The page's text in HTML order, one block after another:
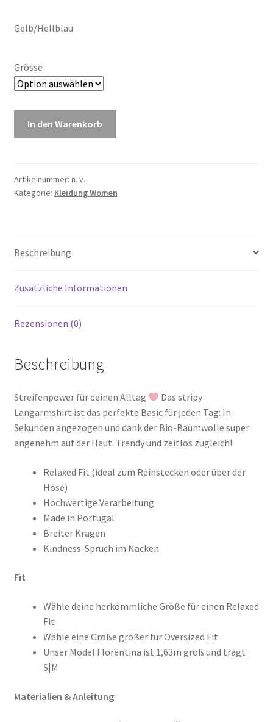
Gelb/Hellblau
Grösse
Menge
In den Warenkorb
Artikelnummer: n. v.
Kategorie: Kleidung Women
Beschreibung
Zusätzliche Informationen
Rezensionen (0)
Beschreibung
Streifenpower für deinen Alltag
Das stripy
Langarmshirt ist das perfekte Basic für jeden Tag: In
Sekunden angezogen und dank der Bio-Baumwolle super
angenehm auf der Haut. Trendy und zeitlos zugleich!
Relaxed Fit (ideal zum Reinstecken oder über der
Hose)
Hochwertige Verarbeitung
Made in Portugal
Breiter Kragen
Kindness-Spruch im Nacken
Fit
Wähle deine herkömmliche Größe für einen Relaxed
Fit
Wähle eine Größe größer für Oversized Fit
Unser Model Florentina ist 1,63m groß und trägt
S|M
Materialien & Anleitung: